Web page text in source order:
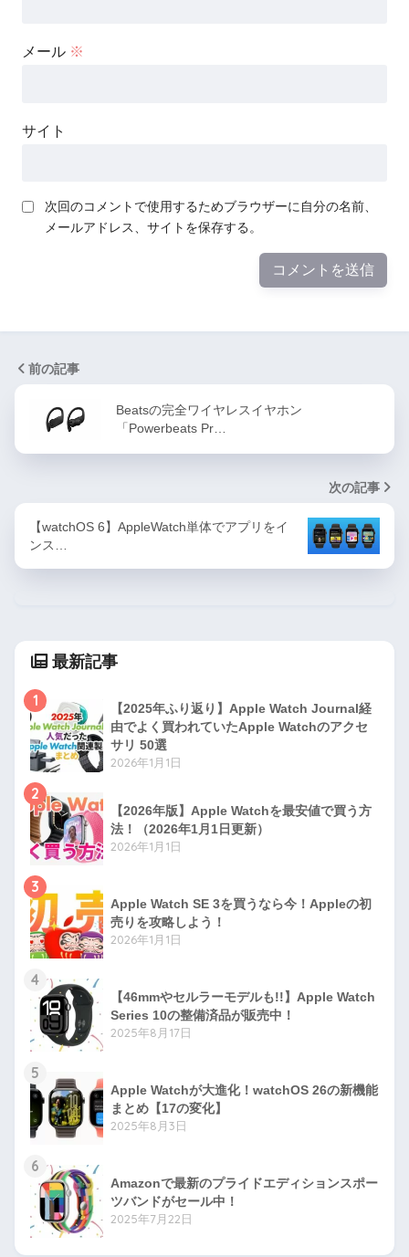
メール ※
サイト
次回のコメントで使用するためブラウザーに自分の名前、
メールアドレス、サイトを保存する。
前の記事
Beatsの完全ワイヤレスイヤホン
「Powerbeats Pr…
次の記事
【watchOS 6】AppleWatch単体でアプリをイ
ンス…
最新記事
1
【2025年ふり返り】Apple Watch Journal経
由でよく買われていたApple Watchのアクセ
サリ 50選
2026年1月1日
2
【2026年版】Apple Watchを最安値で買う方
法！（2026年1月1日更新）
2026年1月1日
3
Apple Watch SE 3を買うなら今！Appleの初
売りを攻略しよう！
2026年1月1日
4
【46mmやセルラーモデルも!!】Apple Watch
Series 10の整備済品が販売中！
2025年8月17日
5
Apple Watchが大進化！watchOS 26の新機能
まとめ【17の変化】
2025年8月3日
6
Amazonで最新のプライドエディションスポー
ツバンドがセール中！
2025年7月22日